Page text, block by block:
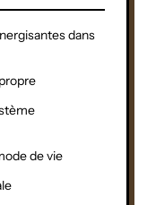
dans
de vie